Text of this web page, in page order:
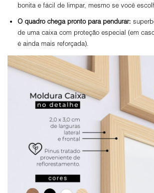
bonita e fácil de limpar, mesmo se você
O quadro chega pronto para pendurar:
de uma caixa com proteção especial (em
é ainda mais reforçada).